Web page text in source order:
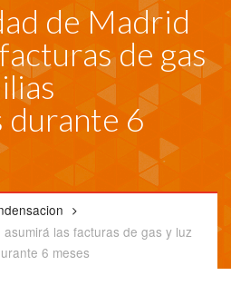
de Madrid
de gas
durante 6
las facturas de gas y luz
6 meses